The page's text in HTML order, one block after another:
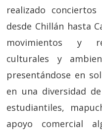
realizado
desde Chillán hasta
movimientos y
culturales y
presentándose en
en una diversidad
estudiantiles,
apoyo comercial